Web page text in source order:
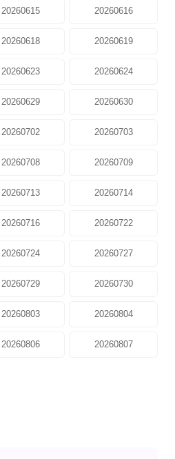
20260615 20260616
20260618 20260619
20260623 20260624
20260629 20260630
20260702 20260703
20260708 20260709
20260713 20260714
20260716 20260722
20260724 20260727
20260729 20260730
20260803 20260804
20260806 20260807